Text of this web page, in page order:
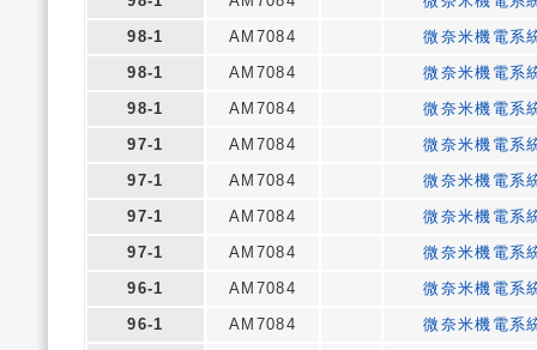
98-1
AM7084
微奈米機電系
98-1
AM7084
微奈米機電系
98-1
AM7084
微奈米機電系
97-1
AM7084
微奈米機電系
97-1
AM7084
微奈米機電系
97-1
AM7084
微奈米機電系
97-1
AM7084
微奈米機電系
96-1
AM7084
微奈米機電系
96-1
AM7084
微奈米機電系